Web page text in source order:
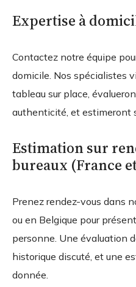
Expertise à
Contactez notre équipe
domicile. Nos spécialistes
tableau sur place,
authenticité, et estimeront
Estimation sur
bureaux (France
Prenez rendez-vous dans
ou en Belgique pour
personne. Une évaluation
historique discuté, et une
donnée.